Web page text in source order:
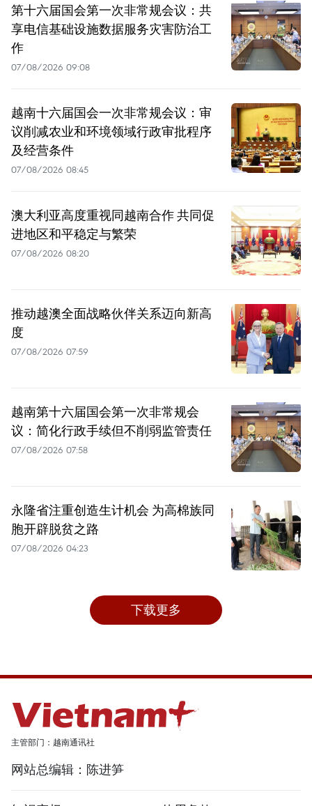
第十六届国会第一次非常规会议：共
享电信基础设施数据服务灾害防治工
作
07/08/2026 09:08
越南十六届国会一次非常规会议：审
议削减农业和环境领域行政审批程序
及经营条件
07/08/2026 08:45
澳大利亚高度重视同越南合作 共同促
进地区和平稳定与繁荣
07/08/2026 08:20
推动越澳全面战略伙伴关系迈向新高
度
07/08/2026 07:59
越南第十六届国会第一次非常规会
议：简化行政手续但不削弱监管责任
07/08/2026 07:58
永隆省注重创造生计机会 为高棉族同
胞开辟脱贫之路
07/08/2026 04:23
下载更多
主管部门：越南通讯社
网站总编辑：陈进笋